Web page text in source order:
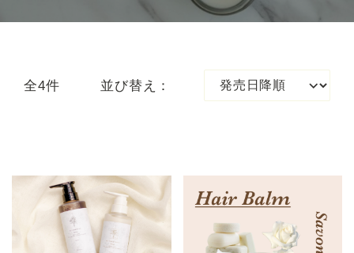
全4件 並び替え：